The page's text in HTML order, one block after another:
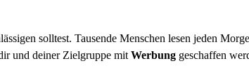
solltest. Tausende Menschen lesen jeden
und deiner Zielgruppe mitWerbung geschaffen